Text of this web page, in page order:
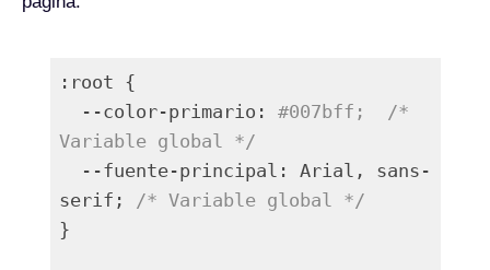
:root {
  --color-primario:
#007bff;  /*
Variable global */
serif; /* Variable global */
}